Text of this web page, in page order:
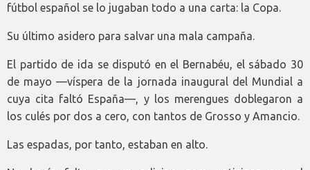
fútbol español se lo jugaban todo a una carta: la Copa.
Su último asidero para salvar una mala campaña.
El partido de ida se disputó en el Bernabéu, el sábado 30
de mayo —víspera de la jornada inaugural del Mundial a
cuya cita faltó España—, y los merengues doblegaron a
los culés por dos a cero, con tantos de Grosso y Amancio.
Las espadas, por tanto, estaban en alto.